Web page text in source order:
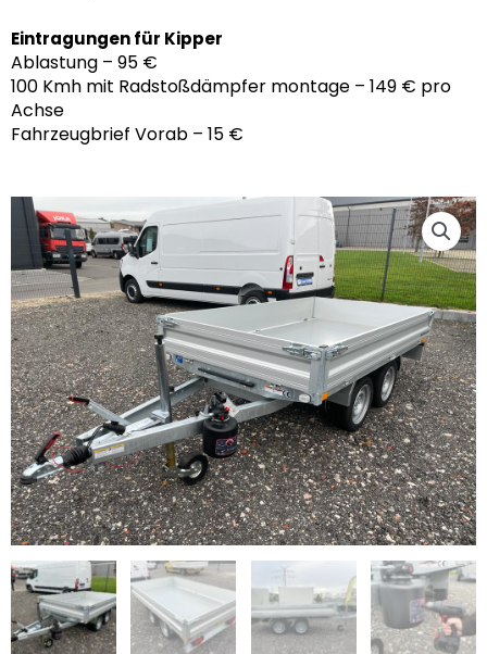
Eintragungen für Kipper
Ablastung – 95 €
100 Kmh mit Radstoßdämpfer montage – 149 € pro
Achse
Fahrzeugbrief Vorab – 15 €